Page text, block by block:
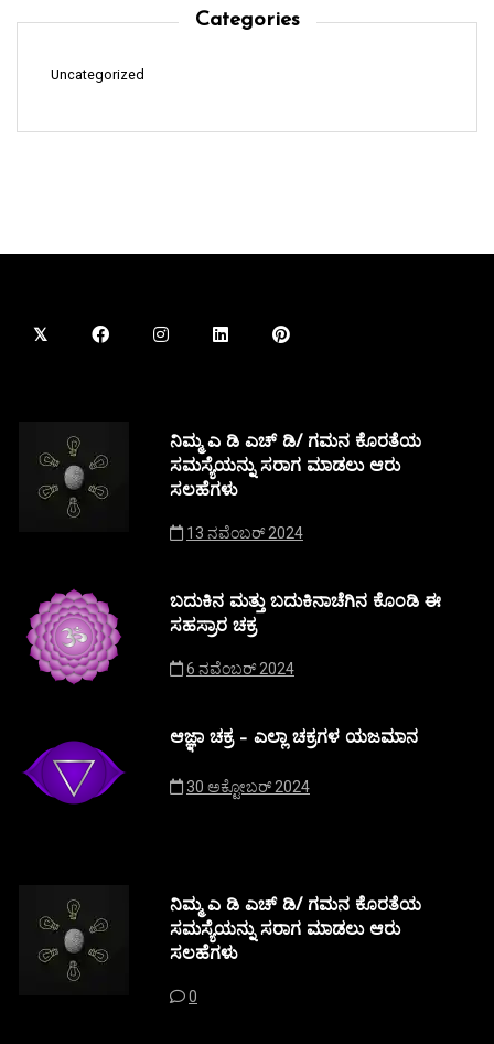
Categories
Uncategorized
ನಿಮ್ಮ ಎ ಡಿ ಎಚ್ ಡಿ/ ಗಮನ ಕೊರತೆಯ
ಸಮಸ್ಯೆಯನ್ನು ಸರಾಗ ಮಾಡಲು ಆರು
ಸಲಹೆಗಳು
13 ನವೆಂಬರ್ 2024
ಬದುಕಿನ ಮತ್ತು ಬದುಕಿನಾಚೆಗಿನ ಕೊಂಡಿ ಈ
ಸಹಸ್ರಾರ ಚಕ್ರ
6 ನವೆಂಬರ್ 2024
ಆಜ್ಞಾ ಚಕ್ರ – ಎಲ್ಲಾ ಚಕ್ರಗಳ ಯಜಮಾನ
30 ಅಕ್ಟೋಬರ್ 2024
ನಿಮ್ಮ ಎ ಡಿ ಎಚ್ ಡಿ/ ಗಮನ ಕೊರತೆಯ
ಸಮಸ್ಯೆಯನ್ನು ಸರಾಗ ಮಾಡಲು ಆರು
ಸಲಹೆಗಳು
0